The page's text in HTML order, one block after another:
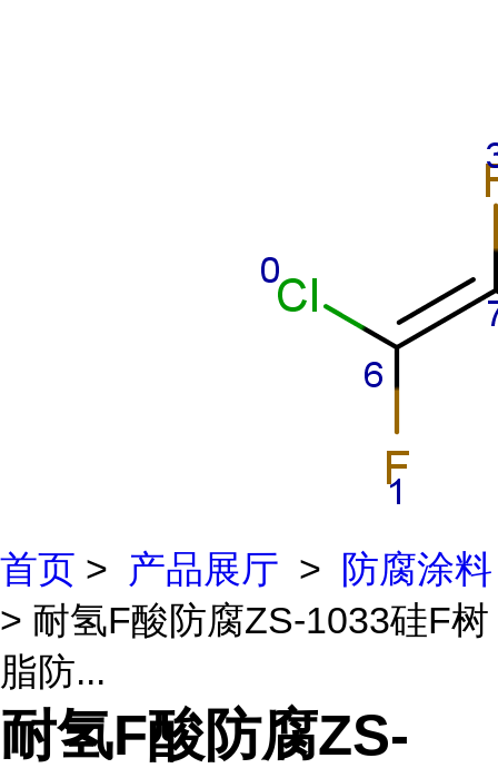
首页 > 产品展厅 >
防腐涂料
> 耐氢F酸防腐ZS-1033硅F树
脂防...
耐氢F酸防腐ZS-